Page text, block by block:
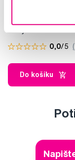
0,0/5
Do košíku